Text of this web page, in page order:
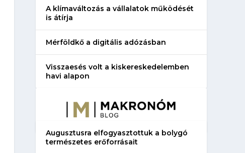
A klímaváltozás a vállalatok működését
is átírja
Mérföldkő a digitális adózásban
Visszaesés volt a kiskereskedelemben
havi alapon
Augusztusra elfogyasztottuk a bolygó
természetes erőforrásait